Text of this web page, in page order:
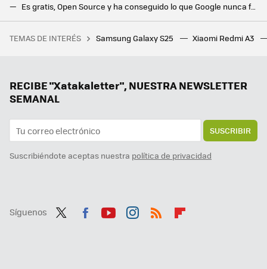
Es gratis, Open Source y ha conseguido lo que Google nunca fue capaz: que me pase archivos del móvil al ordenador sin instalar nada
Hay 28 milmillonarios por las criptomonedas en el mundo. Solo 11 de ellos lo son por invertir en bitcoin
TEMAS DE INTERÉS Samsung Galaxy S25 Xiaomi Redmi A3
RECIBE "Xatakaletter", NUESTRA NEWSLETTER
SEMANAL
SUSCRIBIR
Suscribiéndote aceptas nuestra política de privacidad
Síguenos